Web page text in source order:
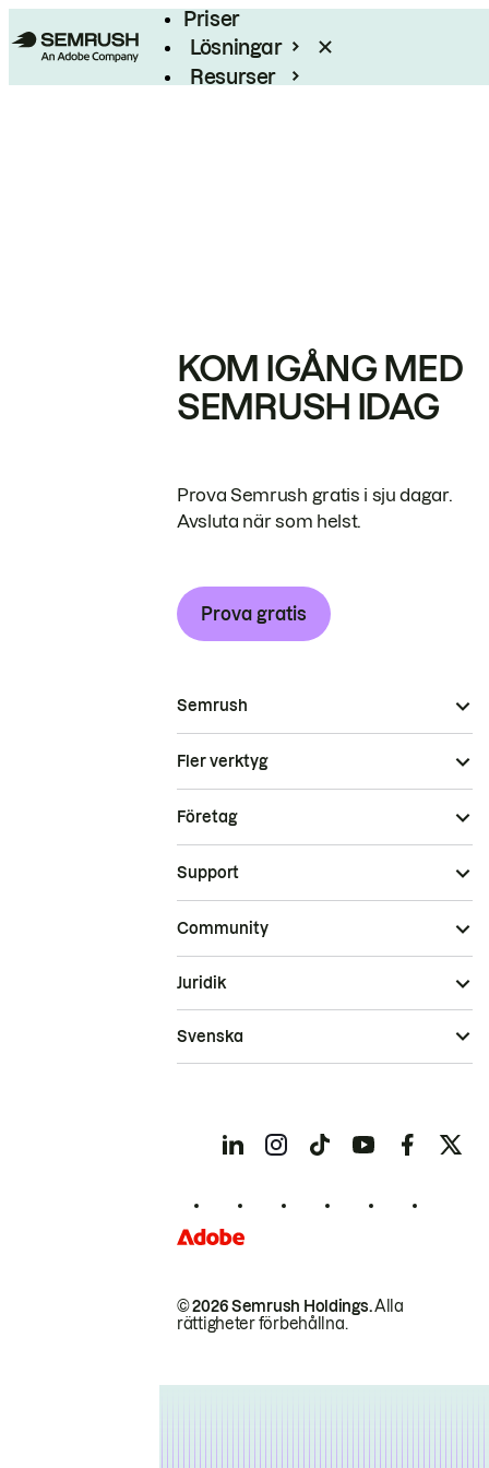
Priser
Lösningar
Resurser
KOM IGÅNG MED
SEMRUSH IDAG
Prova Semrush gratis i sju dagar.
Avsluta när som helst.
Prova gratis
Semrush
Fler verktyg
Företag
Support
Community
© 2026 Semrush Holdings.Alla
rättigheter förbehållna.
Juridik
Svenska